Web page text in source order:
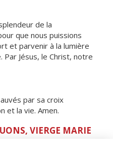
de la
que nous puissions
et parvenir à la lumière
Jésus, le Christ, notre
par sa croix
et la vie. Amen.
VIERGE MARIE